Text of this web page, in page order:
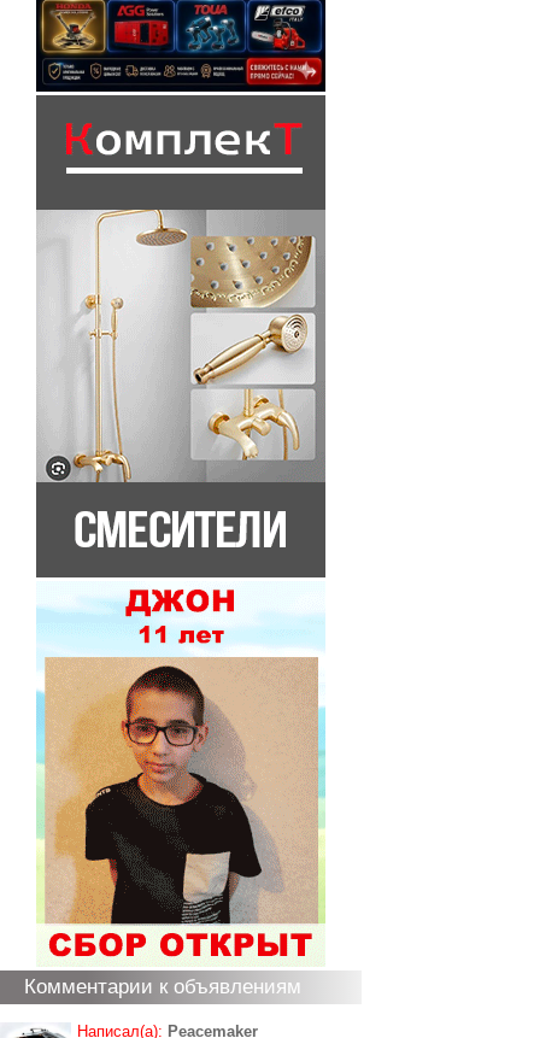
Комментарии к объявлениям
Написал(а): Peacemaker